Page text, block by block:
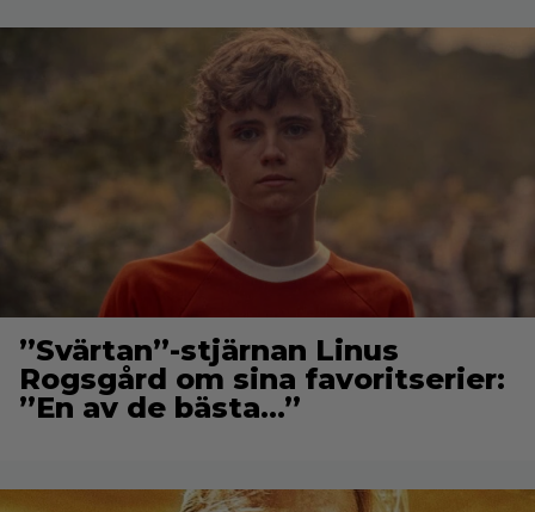
”Svärtan”-stjärnan Linus
Rogsgård om sina favoritserier:
”En av de bästa…”